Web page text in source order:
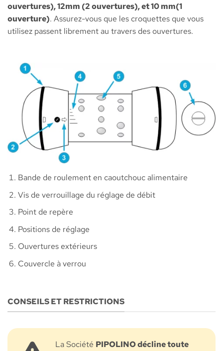
ouvertures), 12mm (2 ouvertures), et 10 mm(1
ouverture). Assurez-vous que les croquettes que vous
utilisez passent librement au travers des ouvertures.
Bande de roulement en caoutchouc alimentaire
Vis de verrouillage du réglage de débit
Point de repère
Positions de réglage
Ouvertures extérieurs
Couvercle à verrou
CONSEILS ET RESTRICTIONS
La Société PIPOLINO décline toute